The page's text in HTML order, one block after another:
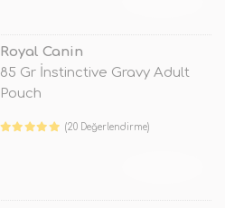
Royal Canin
85 Gr İnstinctive Gravy Adult
Pouch
(20 Değerlendirme)